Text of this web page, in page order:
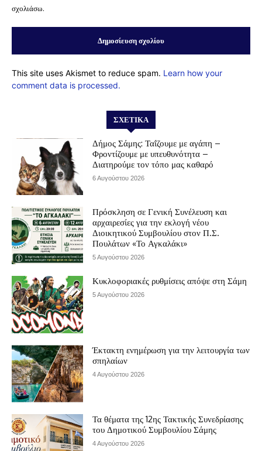
σχολιάσω.
This site uses Akismet to reduce spam. Learn how your
comment data is processed.
ΣΧΕΤΙΚΆ
Δήμος Σάμης: Ταΐζουμε με αγάπη –
Φροντίζουμε με υπευθυνότητα –
Διατηρούμε τον τόπο μας καθαρό
6 Αυγούστου 2026
Πρόσκληση σε Γενική Συνέλευση και
αρχαιρεσίες για την εκλογή νέου
Διοικητικού Συμβουλίου στον Π.Σ.
Πουλάτων «Το Αγκαλάκι»
5 Αυγούστου 2026
Κυκλοφοριακές ρυθμίσεις απόψε στη Σάμη
5 Αυγούστου 2026
Έκτακτη ενημέρωση για την λειτουργία των
σπηλαίων
4 Αυγούστου 2026
Τα θέματα της 12ης Τακτικής Συνεδρίασης
του Δημοτικού Συμβουλίου Σάμης
4 Αυγούστου 2026